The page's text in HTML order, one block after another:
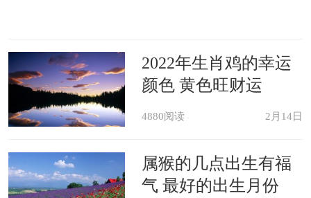
2022年生肖鸡的幸运
颜色 黄色旺财运
4880阅读 2月14日
属猴的几点出生有福
气 最好的出生月份